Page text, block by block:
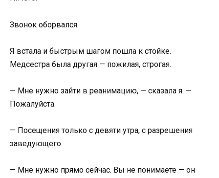
Звонок оборвался.
Я встала и быстрым шагом пошла к стойке.
Медсестра была другая — пожилая, строгая.
— Мне нужно зайти в реанимацию, — сказала я. —
Пожалуйста.
— Посещения только с девяти утра, с разрешения
заведующего.
— Мне нужно прямо сейчас. Вы не понимаете — он